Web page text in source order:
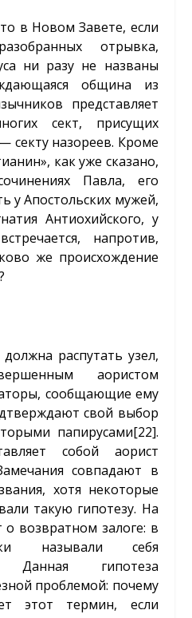
в Новом Завете, если
отрывка,
ни разу не названы
община из
представляет
сект, присущих
секту назореев. Кроме
как уже сказано,
Павла, его
у Апостольских мужей,
Антиохийского, у
напротив,
же происхождение
распутать узел,
аористом
сообщающие ему
свой выбор
папирусами[22].
собой аорист
совпадают в
хотя некоторые
такую гипотезу. На
о возвратном залоге: в
называли себя
гипотеза
проблемой: почему
этот термин, если